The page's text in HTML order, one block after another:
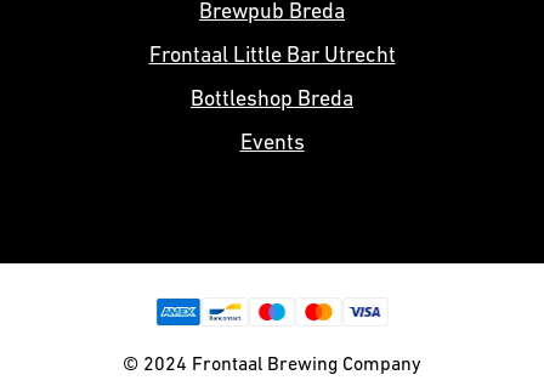
Brewpub Breda
Frontaal Little Bar Utrecht
Bottleshop Breda
Events
© 2024 Frontaal Brewing Company